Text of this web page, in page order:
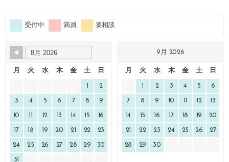
受付中 満員 要相談
月 火 水 木 金 土 日
2
3 4 5 6 7 8 9
10 12 13 14 15 16
17 18 19 20 21 22 23
24 25 26 27 28 29 30
31
9月 2026
月 火 水 木 金 土 日
2 3 4 5 6
7 8 9 10 12 13
14 15 16 17 18 19 20
21 22 23 24 25 26 27
28 29 30